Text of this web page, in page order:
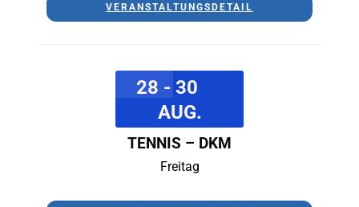
VERANSTALTUNGSDETAIL
28 - 30
AUG.
TENNIS – DKM
Freitag